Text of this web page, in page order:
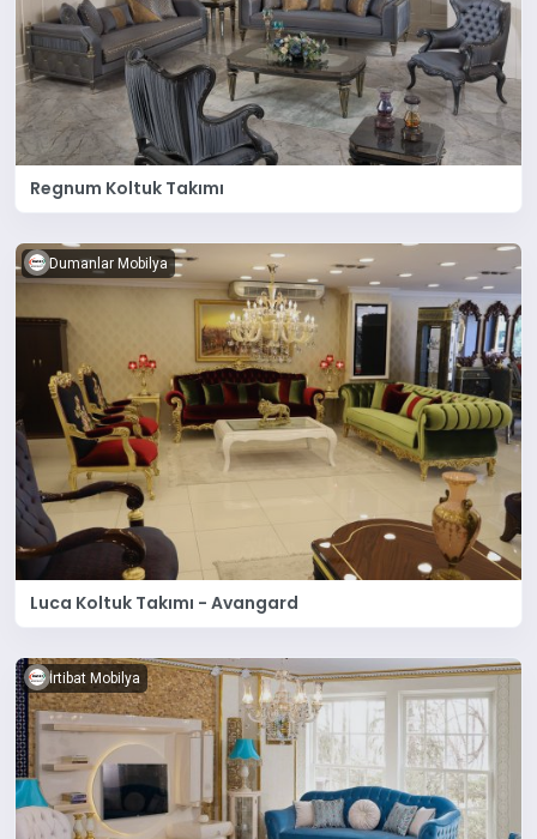
Regnum Koltuk Takımı
Dumanlar Mobilya
Luca Koltuk Takımı - Avangard
İrtibat Mobilya